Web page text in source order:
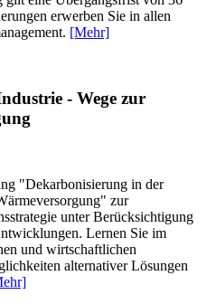
erwerben Sie in allen
[Mehr]
- Wege zur
"Dekarbonisierung in der
zur
unter Berücksichtigung
Lernen Sie im
und wirtschaftlichen
alternativer Lösungen